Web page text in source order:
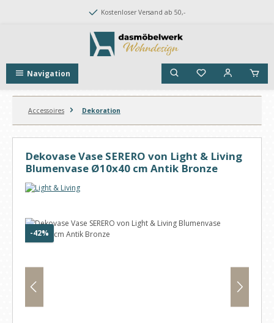
Zum Hauptinhalt springenKostenloser Versand ab 50,-
Navigation
Accessoires Dekoration
Dekovase Vase SERERO von Light & Living
Blumenvase Ø10x40 cm Antik Bronze
Bildergalerie überspringen
-42% Rabatt